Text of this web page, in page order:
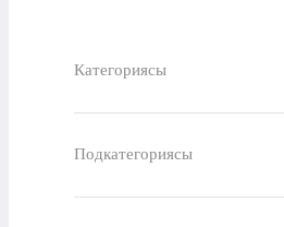
Категориясы
Подкатегориясы